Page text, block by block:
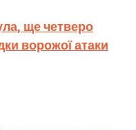
ще четверо
ворожої атаки